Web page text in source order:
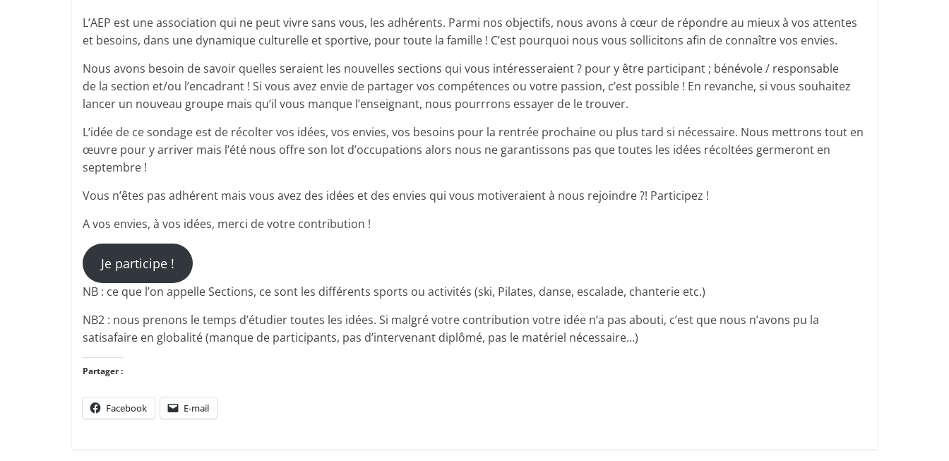
​L’AEP est une association qui ne peut vivre sans vous, les adhérents. Parmi nos objectifs, nous avons à cœur de répondre au mieux à vos attentes
et besoins, dans une dynamique culturelle et sportive, pour toute la famille ! C’est pourquoi nous vous sollicitons afin de connaître vos envies.
Nous avons besoin de savoir quelles seraient les nouvelles sections qui vous intéresseraient ? pour y être participant ; bénévole / responsable
de la section et/ou l’encadrant ! Si vous avez envie de partager vos compétences ou votre passion, c’est possible ! En revanche, si vous souhaitez
lancer un nouveau groupe mais qu’il vous manque l’enseignant, nous pourrrons essayer de le​ trouver.
L’idée de ce sondage est de récolter vos idées, vos envies, vos besoins pour la rentrée prochaine ou plus tard si nécessaire. Nous mettrons tout en
œuvre pour y arriver mais l’été nous offre son lot d’occupations alors nous ne garantissons pas que toutes les idées récoltées germeront en
septembre !
Vous n’êtes pas adhérent mais vous avez des idées et des envies qui vous motiveraient à nous rejoindre ?! Participez !
​A vos envies, à vos idées, merci de votre contribution !
Je participe !
NB : ce que l’on appelle Sections, ce sont les différents sports ou activités (ski, Pilates, danse, escalade, chanterie etc.)
NB2 : nous prenons le temps d’étudier toutes les idées. Si malgré votre contribution votre idée n’a pas abouti, c’est que nous n’avons pu la
satisafaire en globalité (manque de participants, pas d’intervenant diplômé, pas le matériel nécessaire…)
Partager :
Facebook E-mail